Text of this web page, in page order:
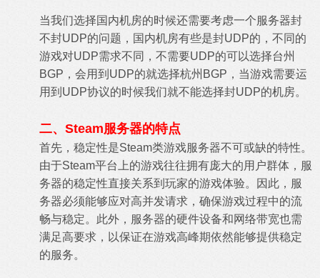
当我们选择国内机房的时候还需要考虑一个服务器封
不封UDP的问题，国内机房有些是封UDP的，不同的
游戏对UDP需求不同，不需要UDP的可以选择台州
BGP，会用到UDP的就选择杭州BGP，当游戏需要运
用到UDP协议的时候我们就不能选择封UDP的机房。
二、Steam服务器的特点
首先，稳定性是Steam类游戏服务器不可或缺的特性。
由于Steam平台上的游戏往往拥有庞大的用户群体，服
务器的稳定性直接关系到玩家的游戏体验。因此，服
务器必须能够应对高并发请求，确保游戏过程中的流
畅与稳定。此外，服务器的硬件设备和网络带宽也需
满足高要求，以保证在游戏高峰期依然能够提供稳定
的服务。